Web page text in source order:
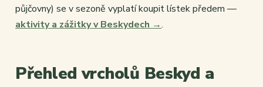
půjčovny) se v sezoně vyplatí koupit lístek předem —
aktivity a zážitky v Beskydech →.
Přehled vrcholů Beskyd a